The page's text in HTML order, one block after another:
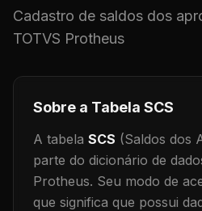
Cadastro de saldos dos
TOTVS Protheus
Sobre a Tabela SCS
A tabela SCS (Saldos dos
parte do dicionário de
Protheus. Seu modo de
que significa que possui